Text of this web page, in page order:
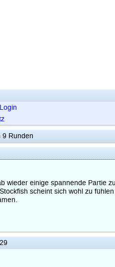
9 Runden
wieder einige spannende
scheint sich wohl zu